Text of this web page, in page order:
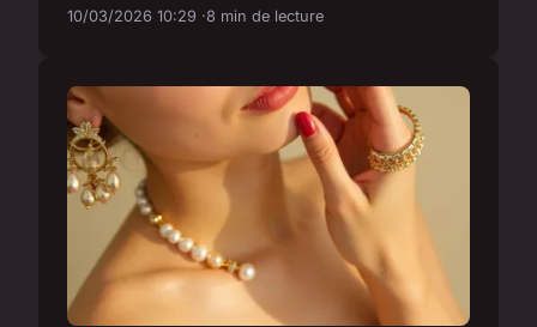
10/03/2026 10:29 8 min de lecture